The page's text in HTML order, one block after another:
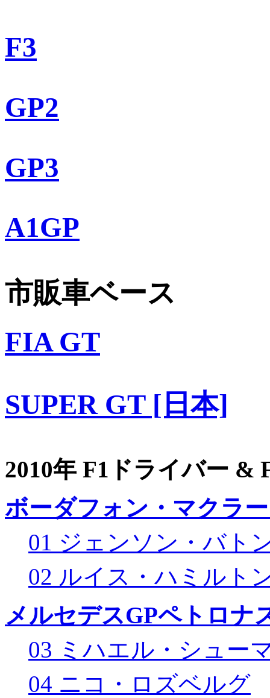
F3
GP2
GP3
A1GP
市販車ベース
FIA GT
SUPER GT [日本]
2010年 F1ドライバー &
ボーダフォン・マクラ
01 ジェンソン・バト
02 ルイス・ハミルト
メルセデスGPペトロナ
03 ミハエル・シュー
04 ニコ・ロズベルグ